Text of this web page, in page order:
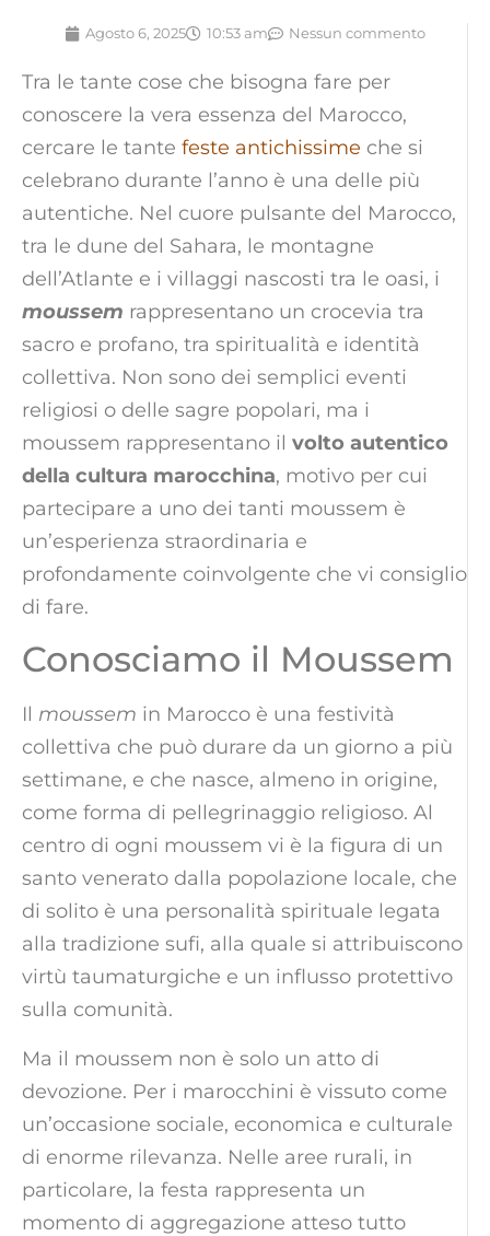
Agosto 6, 2025 10:53 am Nessun commento
Tra le tante cose che bisogna fare per
conoscere la vera essenza del Marocco,
cercare le tante feste antichissime che si
celebrano durante l’anno è una delle più
autentiche. Nel cuore pulsante del Marocco,
tra le dune del Sahara, le montagne
dell’Atlante e i villaggi nascosti tra le oasi, i
moussem rappresentano un crocevia tra
sacro e profano, tra spiritualità e identità
collettiva. Non sono dei semplici eventi
religiosi o delle sagre popolari, ma i
moussem rappresentano il volto autentico
della cultura marocchina, motivo per cui
partecipare a uno dei tanti moussem è
un’esperienza straordinaria e
profondamente coinvolgente che vi consiglio
di fare.
Conosciamo il Moussem
Il moussem in Marocco è una festività
collettiva che può durare da un giorno a più
settimane, e che nasce, almeno in origine,
come forma di pellegrinaggio religioso. Al
centro di ogni moussem vi è la figura di un
santo venerato dalla popolazione locale, che
di solito è una personalità spirituale legata
alla tradizione sufi, alla quale si attribuiscono
virtù taumaturgiche e un influsso protettivo
sulla comunità.
Ma il moussem non è solo un atto di
devozione. Per i marocchini è vissuto come
un’occasione sociale, economica e culturale
di enorme rilevanza. Nelle aree rurali, in
particolare, la festa rappresenta un
momento di aggregazione atteso tutto